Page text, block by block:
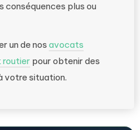
plus ou
un de nos avocats
routier pour obtenir des
votre situation.